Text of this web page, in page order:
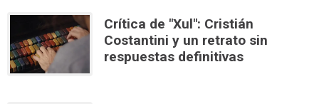
Crítica de "Xul": Cristián
Costantini y un retrato sin
respuestas definitivas